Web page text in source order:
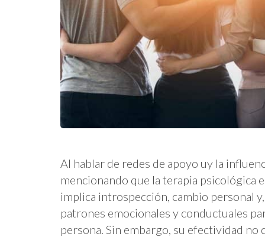
Al hablar de redes de apoyo uy la
mencionando que la terapia psicológica
implica introspección, cambio personal
patrones emocionales y conductuales
persona. Sin embargo, su efectividad no